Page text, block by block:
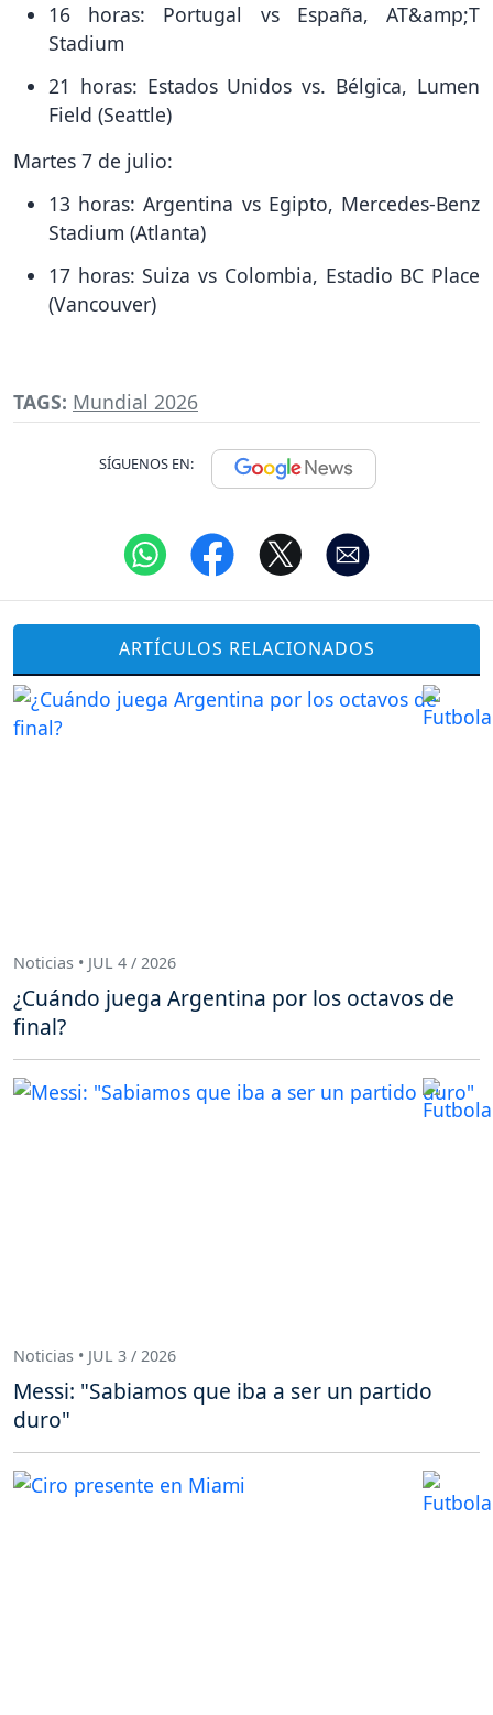
16 horas: Portugal vs España, AT&amp;T
Stadium
21 horas: Estados Unidos vs. Bélgica, Lumen
Field (Seattle)
Martes 7 de julio:
13 horas: Argentina vs Egipto, Mercedes-Benz
Stadium (Atlanta)
17 horas: Suiza vs Colombia, Estadio BC Place
(Vancouver)
TAGS: Mundial 2026
SÍGUENOS EN:
ARTÍCULOS RELACIONADOS
Noticias • JUL 4 / 2026
¿Cuándo juega Argentina por los octavos de
final?
Noticias • JUL 3 / 2026
Messi: "Sabiamos que iba a ser un partido
duro"